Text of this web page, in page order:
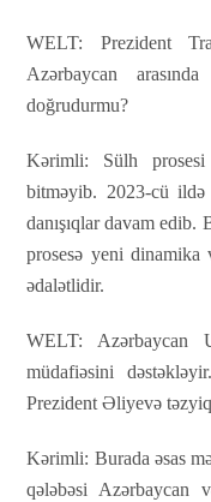
WELT: Prezident
Azərbaycan
doğrudurmu?
Kərimli: Sülh
bitməyib. 2023-cü ildə
danışıqlar davam edib.
prosesə yeni
ədalətlidir.
WELT: Azərbaycan
müdafiəsini
Prezident Əliyevə
Kərimli: Burada əsas
qələbəsi Azərbaycan